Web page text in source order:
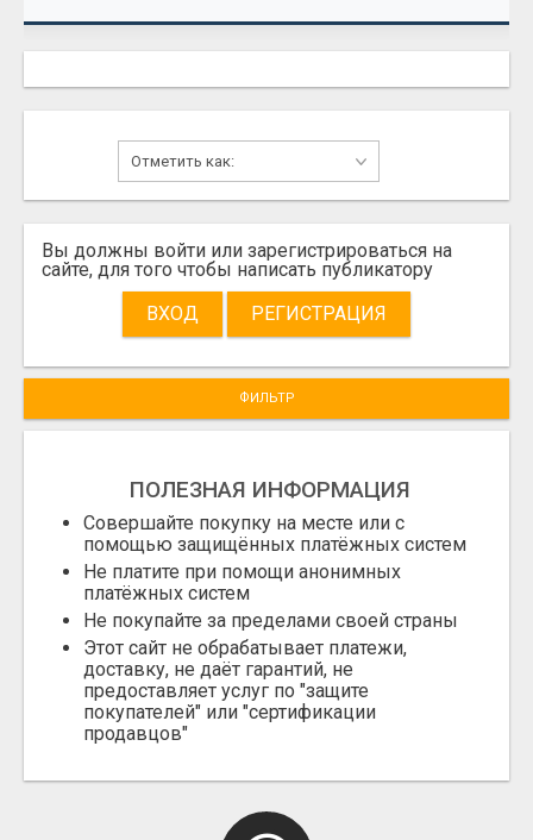
Вы должны войти или зарегистрироваться на
сайте, для того чтобы написать публикатору
ВХОД
РЕГИСТРАЦИЯ
ФИЛЬТР
ПОЛЕЗНАЯ ИНФОРМАЦИЯ
Совершайте покупку на месте или с
помощью защищённых платёжных систем
Не платите при помощи анонимных
платёжных систем
Не покупайте за пределами своей страны
Этот сайт не обрабатывает платежи,
доставку, не даёт гарантий, не
предоставляет услуг по "защите
покупателей" или "сертификации
продавцов"